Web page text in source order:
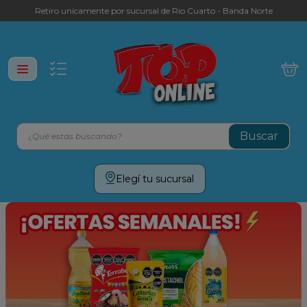
Retiro unicamente por sucursal de Rio Cuarto - Banda Norte
¿Qué estás buscando?
Elegí tu sucursal
Términos más buscados
yerba
galletitas